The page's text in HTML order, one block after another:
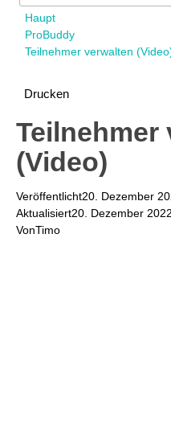
Haupt
ProBuddy
Teilnehmer verwalten
Drucken
Teilnehmer
(Video)
Veröffentlicht20. Dezember
Aktualisiert20. Dezember 2022
VonTimo